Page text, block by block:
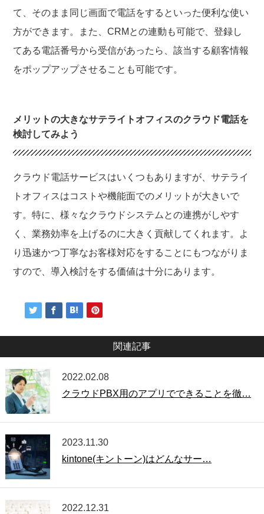
て、そのまま同じ画面で電話をするといった便利な使い
方ができます。また、CRMとの連動も可能で、登録し
てある電話番号から受信があったら、該当する顧客情報
をポップアップさせることも可能です。
メリットの大きなサテライトオフィスのクラウド電話を
検討してみよう
クラウド電話サービスはいくつもありますが、サテライ
トオフィスはコストや機能面でのメリットが大きいで
す。特に、様々なクラウドシステムとの連携がしやす
く、業務効率を上げるのに大きく貢献してくれます。よ
り迅速かつ丁寧なお客様対応をすることにもつながりま
すので、導入検討をする価値は十分にあります。
関連記事
2022.02.08
クラウドPBX用のアプリでできることを徹…
2023.11.30
kintone(キントーン)はどんなサー…
2022.12.31